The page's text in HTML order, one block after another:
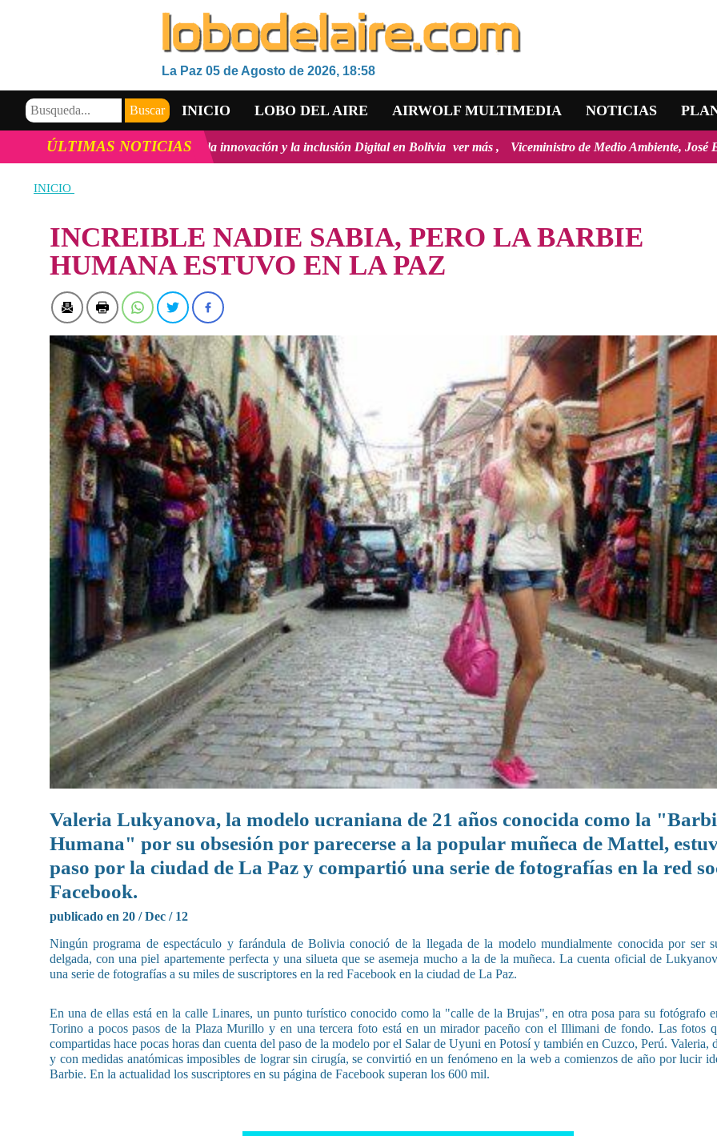
La Paz 05 de Agosto de 2026, 18:58
INICIO LOBO DEL AIRE AIRWOLF MULTIMEDIA NOTICIAS
VIDEOS
ÚLTIMAS NOTICIAS
Tecnológico, la innovación y la inclusión Digital en Bolivia ver más Viceministro de Medio Ambiente, José Ernesto Ávila:
INICIO
INCREIBLE NADIE SABIA, PERO LA BARBIE
HUMANA ESTUVO EN LA PAZ
Valeria Lukyanova, la modelo ucraniana de 21 años conocida como la
Humana" por su obsesión por parecerse a la popular muñeca de Mattel,
paso por la ciudad de La Paz y compartió una serie de fotografías en la red
Facebook.
publicado en 20 / Dec / 12
Ningún programa de espectáculo y farándula de Bolivia conoció de la llegada de la modelo mundialmente conocida por ser
delgada, con una piel apartemente perfecta y una silueta que se asemeja mucho a la de la muñeca. La cuenta oficial de
una serie de fotografías a su miles de suscriptores en la red Facebook en la ciudad de La Paz.
En una de ellas está en la calle Linares, un punto turístico conocido como la "calle de la Brujas", en otra posa para su fotógrafo
Torino a pocos pasos de la Plaza Murillo y en una tercera foto está en un mirador paceño con el Illimani de fondo. Las fotos
compartidas hace pocas horas dan cuenta del paso de la modelo por el Salar de Uyuni en Potosí y también en Cuzco, Perú. Valeria,
y con medidas anatómicas imposibles de lograr sin cirugía, se convirtió en un fenómeno en la web a comienzos de año por lucir
Barbie. En la actualidad los suscriptores en su página de Facebook superan los 600 mil.